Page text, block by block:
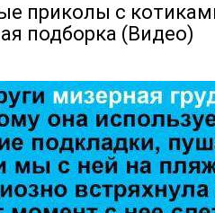
приколы с
подборка (Видео)